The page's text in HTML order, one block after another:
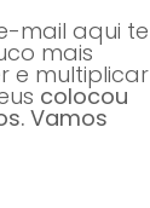
mail aqui te
mais
e multiplicar
colocou
Vamos